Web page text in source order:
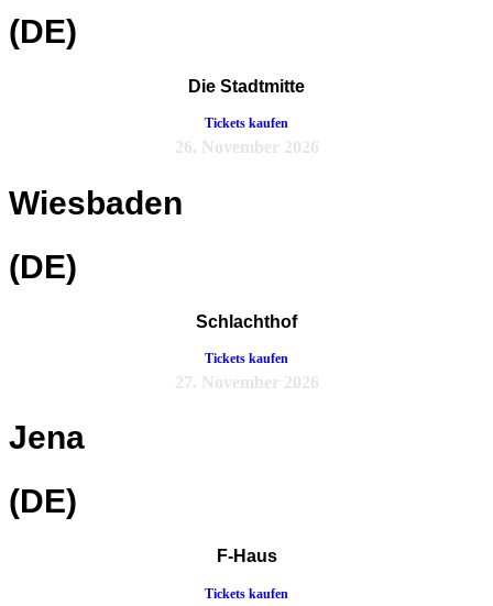
(DE)
Die Stadtmitte
Tickets kaufen
26. November 2026
Wiesbaden
(DE)
Schlachthof
Tickets kaufen
27. November 2026
Jena
(DE)
F-Haus
Tickets kaufen